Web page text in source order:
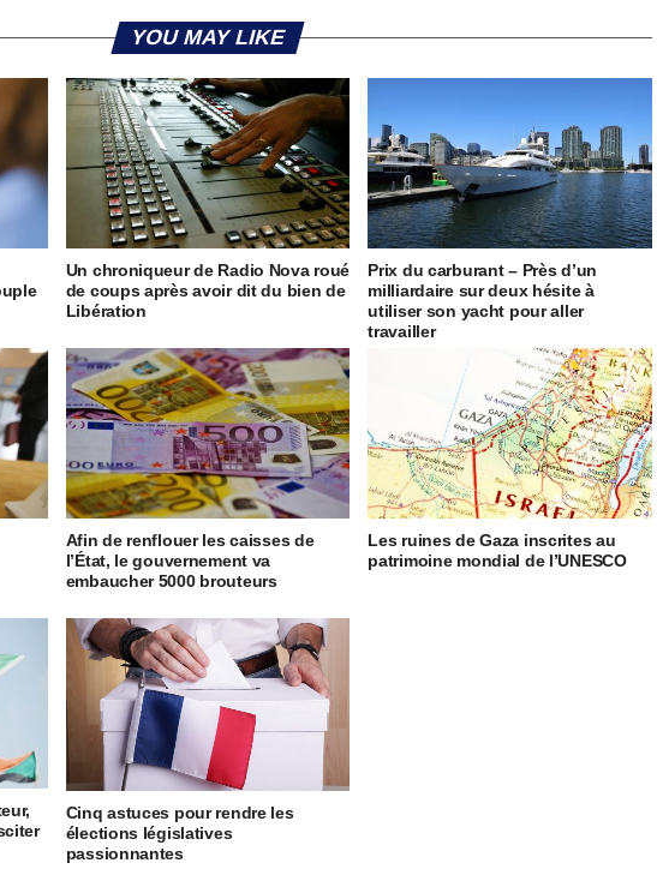
YOU MAY LIKE
Un chroniqueur de Radio Nova roué
de coups après avoir dit du bien de
Libération
Prix du carburant – Près d’un
milliardaire sur deux hésite à
utiliser son yacht pour aller
travailler
Afin de renflouer les caisses de
l’État, le gouvernement va
embaucher 5000 brouteurs
Les ruines de Gaza inscrites au
patrimoine mondial de l’UNESCO
Cinq astuces pour rendre les
élections législatives
passionnantes